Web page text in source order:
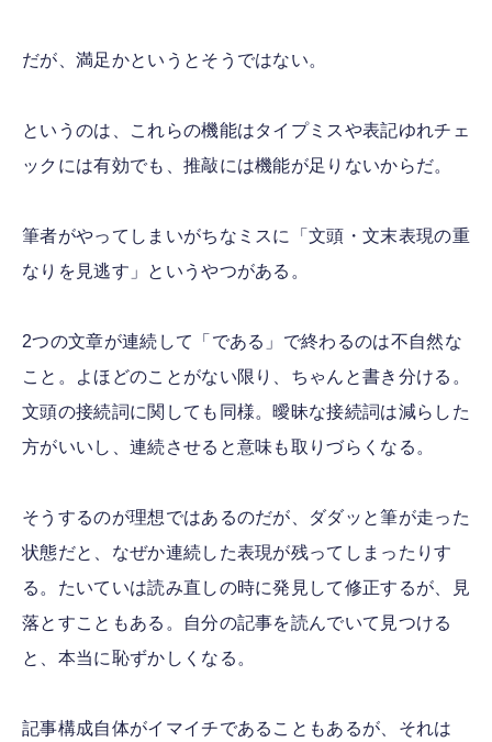
だが、満足かというとそうではない。
というのは、これらの機能はタイプミスや表記ゆれチェ
ックには有効でも、推敲には機能が足りないからだ。
筆者がやってしまいがちなミスに「文頭・文末表現の重
なりを見逃す」というやつがある。
2つの文章が連続して「である」で終わるのは不自然な
こと。よほどのことがない限り、ちゃんと書き分ける。
文頭の接続詞に関しても同様。曖昧な接続詞は減らした
方がいいし、連続させると意味も取りづらくなる。
そうするのが理想ではあるのだが、ダダッと筆が走った
状態だと、なぜか連続した表現が残ってしまったりす
る。たいていは読み直しの時に発見して修正するが、見
落とすこともある。自分の記事を読んでいて見つける
と、本当に恥ずかしくなる。
記事構成自体がイマイチであることもあるが、それは